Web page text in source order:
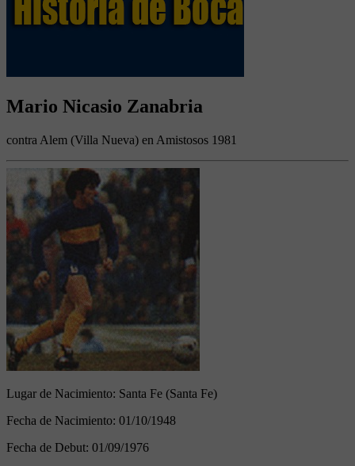
Mario Nicasio Zanabria
contra Alem (Villa Nueva) en Amistosos 1981
Lugar de Nacimiento: Santa Fe (Santa Fe)
Fecha de Nacimiento: 01/10/1948
Fecha de Debut: 01/09/1976